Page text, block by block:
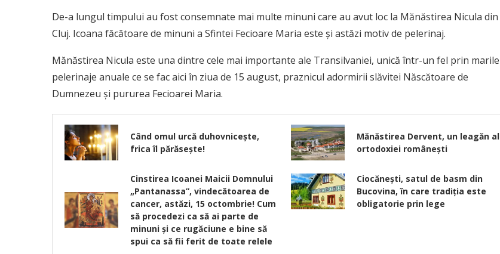
De-a lungul timpului au fost consemnate mai multe minuni care au avut loc la Mănăstirea Nicula din
Cluj. Icoana făcătoare de minuni a Sfintei Fecioare Maria este şi astăzi motiv de pelerinaj.
Mănăstirea Nicula este una dintre cele mai importante ale Transilvaniei, unică într-un fel prin marile
pelerinaje anuale ce se fac aici în ziua de 15 august, praznicul adormirii slăvitei Născătoare de
Dumnezeu şi pururea Fecioarei Maria.
Când omul urcă duhovniceşte,
frica îl părăseşte!
Mănăstirea Dervent, un leagăn al
ortodoxiei românești
Cinstirea Icoanei Maicii Domnului
„Pantanassa”, vindecătoarea de
cancer, astăzi, 15 octombrie! Cum
să procedezi ca să ai parte de
minuni și ce rugăciune e bine să
spui ca să fii ferit de toate relele
Ciocănești, satul de basm din
Bucovina, în care tradiția este
obligatorie prin lege